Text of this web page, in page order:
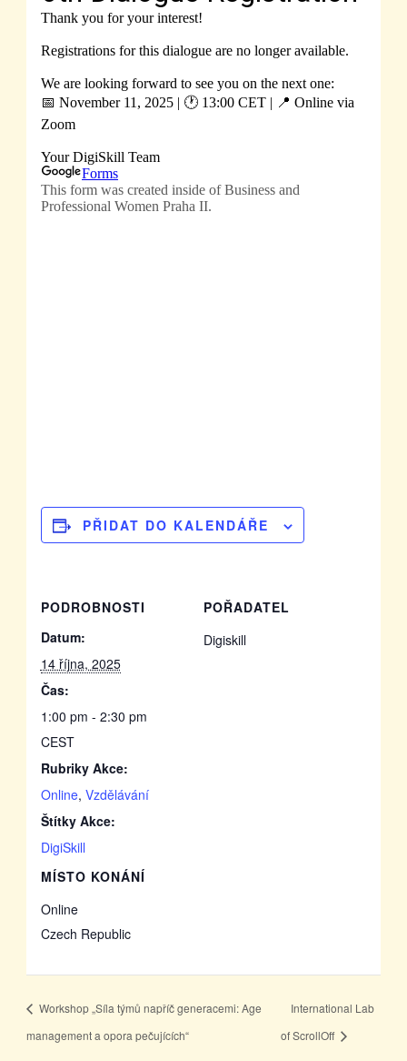
PŘIDAT DO KALENDÁŘE
PODROBNOSTI
Datum:
14 října, 2025
Čas:
1:00 pm - 2:30 pm
CEST
Rubriky Akce:
Online, Vzdělávání
Štítky Akce:
DigiSkill
MÍSTO KONÁNÍ
Online
Czech Republic
POŘADATEL
Digiskill
Workshop „Síla týmů napříč generacemi: Age
management a opora pečujících“
International Lab
of ScrollOff